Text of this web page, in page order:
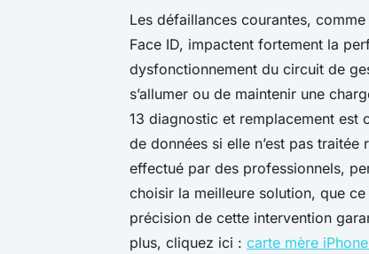
Les défaillances courantes,
Face ID, impactent fortement la
dysfonctionnement du circuit de
s’allumer ou de maintenir une
13 diagnostic et remplacement est
de données si elle n’est pas
effectué par des professionnels,
choisir la meilleure solution, que
précision de cette intervention
plus, cliquez ici : carte mère